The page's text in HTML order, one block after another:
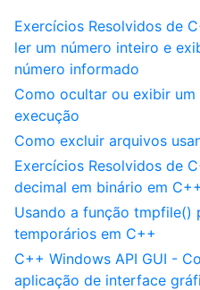
Exercícios Resolvidos de
ler um número inteiro e
número informado
Como ocultar ou exibir
execução
Como excluir arquivos
Exercícios Resolvidos de
decimal em binário em
Usando a função tmpfile()
temporários em C++
C++ Windows API GUI -
aplicação de interface